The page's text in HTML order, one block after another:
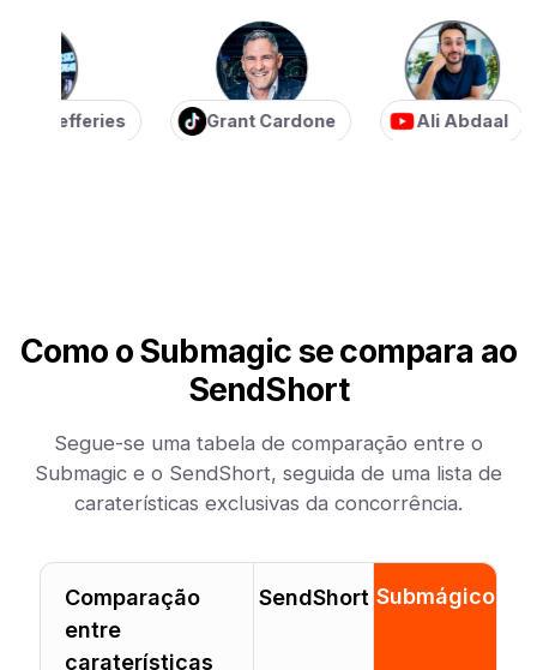
Jefferies Grant Cardone Ali Abdaal
Como o Submagic se compara ao
SendShort
Segue-se uma tabela de comparação entre o
Submagic e o SendShort, seguida de uma lista de
caraterísticas exclusivas da concorrência.
Comparação
entre
caraterísticas
SendShort Submágico